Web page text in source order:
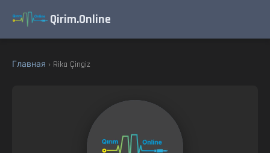
Qirim.Online
Главная › Rika Çingiz